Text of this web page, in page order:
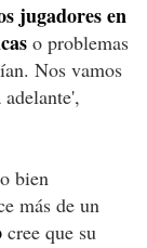
jugadores en
o problemas
Nos vamos
bien
más de un
cree que su